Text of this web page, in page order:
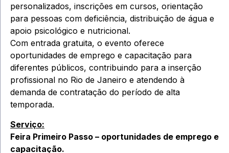
personalizados, inscrições em cursos, orientação
para pessoas com deficiência, distribuição de água e
apoio psicológico e nutricional.
Com entrada gratuita, o evento oferece
oportunidades de emprego e capacitação para
diferentes públicos, contribuindo para a inserção
profissional no Rio de Janeiro e atendendo à
demanda de contratação do período de alta
temporada.
Serviço:
Feira Primeiro Passo – oportunidades de emprego e
capacitação.